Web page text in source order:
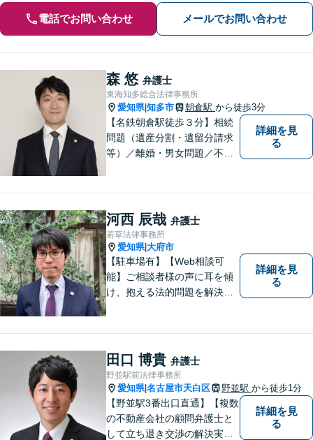
電話でお問い合わせ メールでお問い合わせ
森 悠 弁護士
東海知多総合法律事務所
愛知県|知多市 朝倉駅 から徒歩3分
【名鉄朝倉駅徒歩３分】相続
問題（遺産分割・遺留分請求
等）／離婚・男女問題／不動
多数。
詳細を見
る
河西 辰哉 弁護士
若草法律事務所
愛知県|大府市
【駐車場有】【Web相談可
能】ご相談者様の声に耳を傾
け、抱える法的問題を解決す
て、明るい未来へと進みまし
ょう。 地域のみなさまからの
ご相談、お待ちしておりま
す。
詳細を見
る
田口 博貴 弁護士
野並駅前法律事務所
愛知県|名古屋市天白区 野並駅 から徒歩1分
【野並駅3番出口直通】【複数
の不動産会社の顧問弁護士と
して立ち退き交渉の解決実績
詳細を見
る